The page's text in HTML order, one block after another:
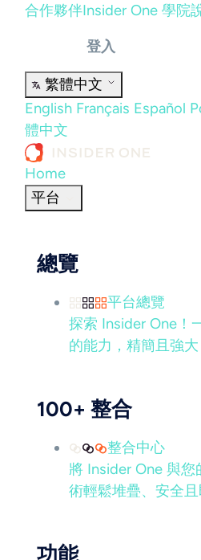
合作夥伴Insider One 學院
登入
繁體中文
English Français Español
體中文
Home
平台
總覽
平台總覽
探索 Insider One！
的能力，精簡且強大
100+ 整合
整合中心
將 Insider One 與您
術輕鬆堆疊、安全
功能